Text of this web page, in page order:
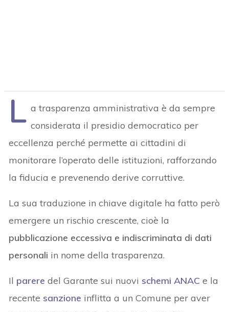
L a trasparenza amministrativa è da sempre
considerata il presidio democratico per
eccellenza perché permette ai cittadini di
monitorare l’operato delle istituzioni, rafforzando
la fiducia e prevenendo derive corruttive.
La sua traduzione in chiave digitale ha fatto però
emergere un rischio crescente, cioè la
pubblicazione eccessiva e indiscriminata di dati
personali in nome della trasparenza.
Il parere del Garante sui nuovi schemi ANAC e la
recente sanzione inflitta a un Comune per aver